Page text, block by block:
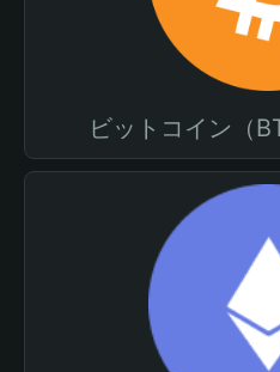
ビットコイン（